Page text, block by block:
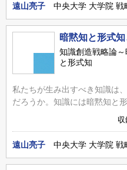
遠山亮子 中央大学 大学院
暗黙知と形式
知識創造戦略論
と形式知
私たちが生み出すべき知識は
だろうか。知識には暗黙知と
遠山亮子 中央大学 大学院